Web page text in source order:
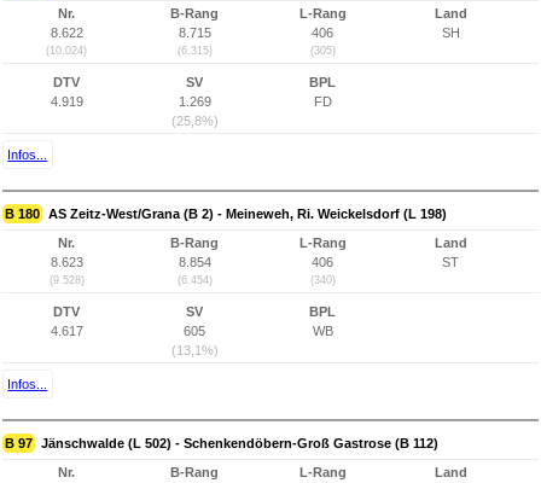
Nr.
8.622
(10.024)
B-Rang
8.715
(6.315)
L-Rang
406
(305)
Land
SH
DTV
4.919
SV
1.269
(25,8%)
BPL
FD
Infos...
B 180 AS Zeitz-West/Grana (B 2) - Meineweh, Ri. Weickelsdorf (L 198)
Nr.
8.623
(9.528)
B-Rang
8.854
(6.454)
L-Rang
406
(340)
Land
ST
DTV
4.617
SV
605
(13,1%)
BPL
WB
Infos...
B 97 Jänschwalde (L 502) - Schenkendöbern-Groß Gastrose (B 112)
Nr.
B-Rang
L-Rang
Land